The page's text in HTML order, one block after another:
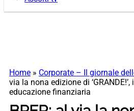
Home » Corporate – Il giornale
via la nona edizione di
educazione finanziaria